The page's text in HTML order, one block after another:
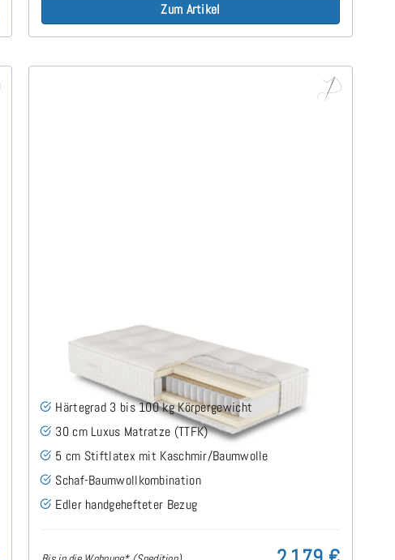
Zum Artikel
ARMINIUS H3 TTFK Luxus Matratze 80x200 cm -
Sonderanfertigung
Härtegrad 3 bis 100 kg Körpergewicht
30 cm Luxus Matratze (TTFK)
5 cm Stiftlatex mit Kaschmir/Baumwolle
Schaf-Baumwollkombination
Edler handgehefteter Bezug